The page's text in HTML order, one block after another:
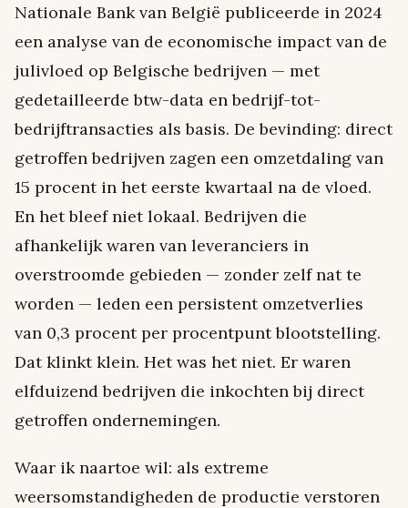
Nationale Bank van België publiceerde in 2024
een analyse van de economische impact van de
julivloed op Belgische bedrijven — met
gedetailleerde btw-data en bedrijf-tot-
bedrijftransacties als basis. De bevinding: direct
getroffen bedrijven zagen een omzetdaling van
15 procent in het eerste kwartaal na de vloed.
En het bleef niet lokaal. Bedrijven die
afhankelijk waren van leveranciers in
overstroomde gebieden — zonder zelf nat te
worden — leden een persistent omzetverlies
van 0,3 procent per procentpunt blootstelling.
Dat klinkt klein. Het was het niet. Er waren
elfduizend bedrijven die inkochten bij direct
getroffen ondernemingen.
Waar ik naartoe wil: als extreme
weersomstandigheden de productie verstoren